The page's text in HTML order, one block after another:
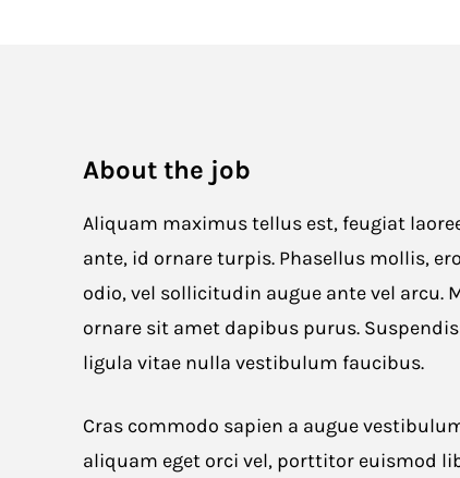
About the job
Aliquam maximus tellus est, feugiat
ante, id ornare turpis. Phasellus mollis,
odio, vel sollicitudin augue ante vel
ornare sit amet dapibus purus.
ligula vitae nulla vestibulum faucibus.
Cras commodo sapien a augue
aliquam eget orci vel, porttitor euismod